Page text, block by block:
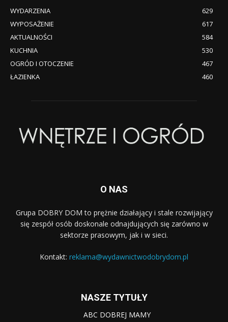
WYDARZENIA
629
WYPOSAŻENIE
617
AKTUALNOŚCI
584
KUCHNIA
530
OGRÓD I OTOCZENIE
467
ŁAZIENKA
460
O NAS
Grupa DOBRY DOM to prężnie działający i stale rozwijający
się zespół osób doskonale odnajdujących się zarówno w
sektorze prasowym, jak i w sieci.
Kontakt: reklama@wydawnictwodobrydom.pl
NASZE TYTUŁY
ABC DOBREJ MAMY